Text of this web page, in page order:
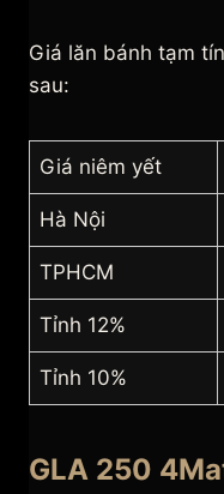
Giá lăn bánh tạm
sau:
Giá niêm yết
Hà Nội
TPHCM
Tỉnh 12%
Tỉnh 10%
GLA 250